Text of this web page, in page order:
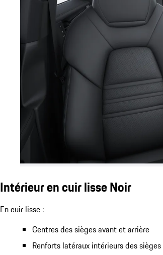
Intérieur en cuir lisse Noir
En cuir lisse :
Centres des sièges avant et arrière
Renforts latéraux intérieurs des